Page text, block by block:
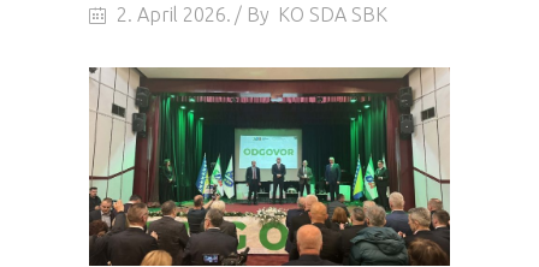
2. April 2026. By KO SDA SBK